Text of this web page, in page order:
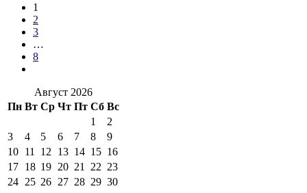
1
2
3
…
8
Август 2026
Пн Вт Ср Чт Пт Сб Вс
1
2
3
4 5 6 7 8
9
10 11 12 13 14 15 16
17 18 19 20 21 22 23
24 25 26 27 28 29 30